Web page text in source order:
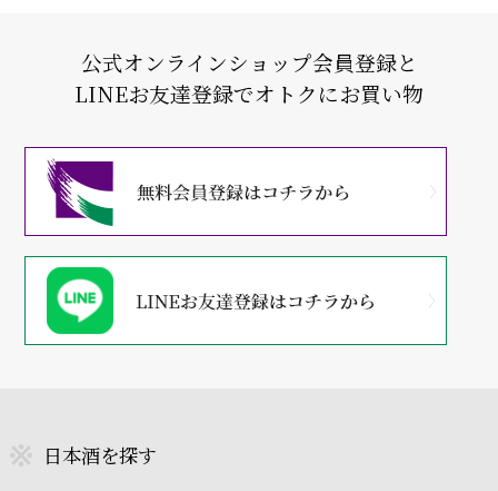
公式オンラインショップ会員登録と
LINEお友達登録でオトクにお買い物
日本酒を探す